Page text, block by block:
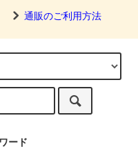
通販のご利用方法
ード